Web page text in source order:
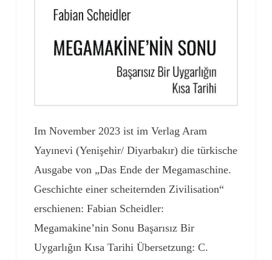
Im November 2023 ist im Verlag Aram
Yayınevi (Yenişehir/ Diyarbakır) die türkische
Ausgabe von „Das Ende der Megamaschine.
Geschichte einer scheiternden Zivilisation“
erschienen: Fabian Scheidler:
Megamakine’nin Sonu Başarısız Bir
Uygarlığın Kısa Tarihi Übersetzung: C.